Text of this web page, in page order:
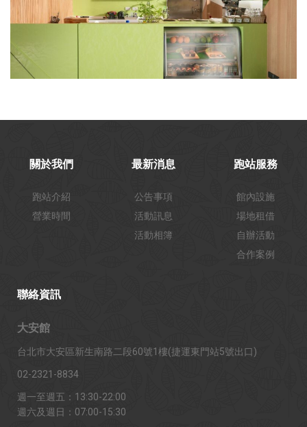
關於我們
跑站介紹
營業時間
最新消息
公告事項
活動訊息
活動相簿
跑站服務
館內設施
場地租借
自辦活動
合作案例
聯絡資訊
大安館
台北市大安區新生南路二段60號1樓(捷運東門站5號出口)
02-2321-8834
週一至週五：13:30-22:00
週六及週日：07:00-15:30